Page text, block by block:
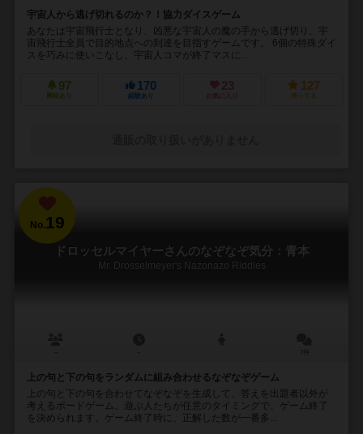
宇宙人から逃げ切れるのか？！協力ダイスゲーム
あなたは宇宙飛行士となり、凶悪な宇宙人の魔の手から逃げ切り、宇
宙飛行士全員で目的地点への到達を目指すゲームです。 6個の特殊ダイ
スを巧みに使いこなし、宇宙人コマが終了マスに...
97
興味あり
170
経験あり
23
お気に入り
127
持ってる
No.19
ドロッセルマイヤーさんのなぞなぞ気分：青本
Mr. Drosselmeyer's Nazonazo Riddles
上の句と下の句をランダムに組み合わせるなぞなぞゲーム
上の句と下の句を合わせてなぞなぞを生成して、答えを出題者以外が
考えるボードゲーム。遊ぶ人たちが任意のタイミングで、ゲーム終了
を決められます。ゲーム終了時に、正解した数が一番多...